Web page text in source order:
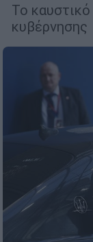
Το
κυβέρνησης